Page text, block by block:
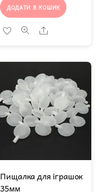
ДОДАТИ В КОШИК
Share
Пищалка для іграшок
35мм